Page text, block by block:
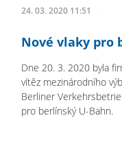
24. 03. 2020 11:51
Nové vlaky pro
Dne 20. 3. 2020 byla
vítěz mezinárodního
Berliner
pro berlínský U-Bahn.